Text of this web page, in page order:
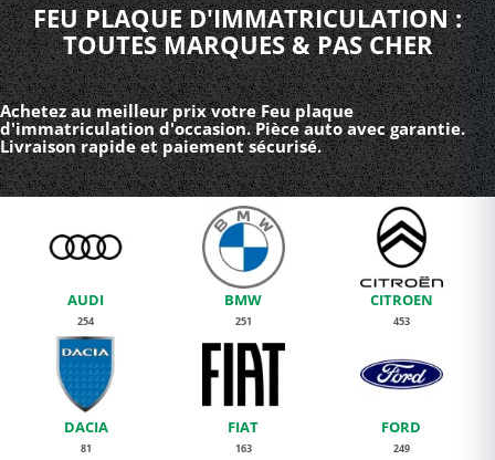
FEU PLAQUE D'IMMATRICULATION :
TOUTES MARQUES & PAS CHER
Achetez au meilleur prix votre Feu plaque
d'immatriculation d'occasion. Pièce auto avec garantie.
Livraison rapide et paiement sécurisé.
AUDI
254
BMW
251
CITROEN
453
DACIA
81
FIAT
163
FORD
249